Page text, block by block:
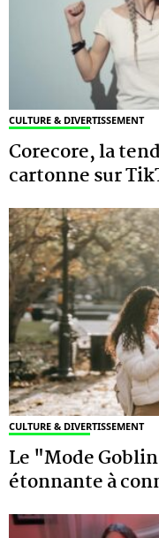
CULTURE & DIVERTISSEMENT
Corecore, la
cartonne sur
CULTURE & DIVERTISSEMENT
Le "Mode
étonnante à